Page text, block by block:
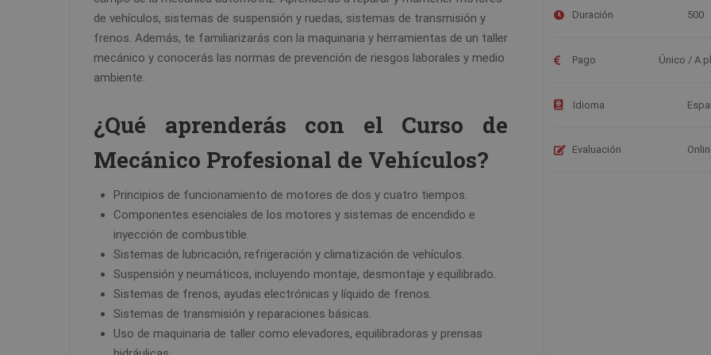
de vehículos, sistemas de suspensión y ruedas, sistemas de transmisión y
frenos. Además, te familiarizarás con la maquinaria y herramientas de un taller
mecánico y conocerás las normas de prevención de riesgos laborales y medio
ambiente.
¿Qué aprenderás con el Curso de
Mecánico Profesional de Vehículos?
Principios de funcionamiento de motores de dos y cuatro tiempos.
Componentes esenciales de los motores y sistemas de encendido e
inyección de combustible.
Sistemas de lubricación, refrigeración y climatización de vehículos.
Suspensión y neumáticos, incluyendo montaje, desmontaje y equilibrado.
Sistemas de frenos, ayudas electrónicas y líquido de frenos.
Sistemas de transmisión y reparaciones básicas.
Uso de maquinaria de taller como elevadores, equilibradoras y prensas
Duración 500
Pago Único / A
Idioma
Evaluación